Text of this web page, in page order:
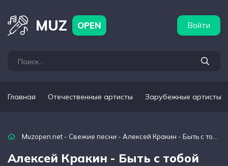
MUZ OPEN Войти
Главная Отечественные артисты Зарубежные артисты
Muzopen.net - Свежие песни - Алексей Кракин - Быть с тобой
Алексей Кракин - Быть с тобой
артисты Популярные подборки